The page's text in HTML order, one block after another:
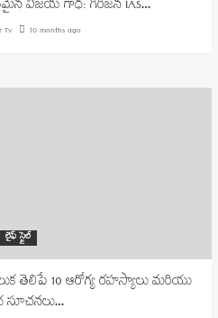
విజయ గాధ: గిరిజన IAS…
Tv 10 months ago
లైఫ్ స్టైల్
తెలిపే 10 ఆరోగ్య రహస్యాలు మరియు
సూచనలు…